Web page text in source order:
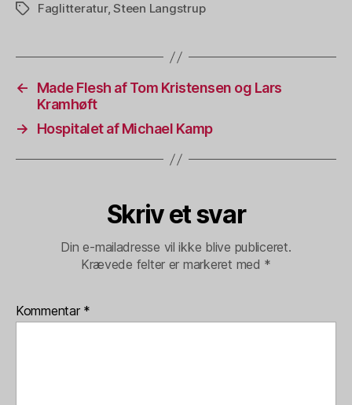
TagsFaglitteratur,Steen Langstrup
←
Made Flesh af Tom Kristensen og Lars
Kramhøft
→
Hospitalet af Michael Kamp
Skriv et svar
Din e-mailadresse vil ikke blive publiceret.
Krævede felter er markeret med *
Kommentar *